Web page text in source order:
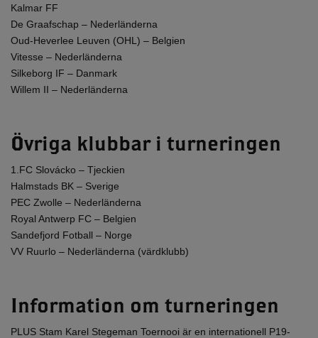
Kalmar FF
De Graafschap – Nederländerna
Oud-Heverlee Leuven (OHL) – Belgien
Vitesse – Nederländerna
Silkeborg IF – Danmark
Willem II – Nederländerna
Övriga klubbar i turneringen
1.FC Slovácko – Tjeckien
Halmstads BK – Sverige
PEC Zwolle – Nederländerna
Royal Antwerp FC – Belgien
Sandefjord Fotball – Norge
VV Ruurlo – Nederländerna (värdklubb)
Information om turneringen
PLUS Stam Karel Stegeman Toernooi är en internationell P19-